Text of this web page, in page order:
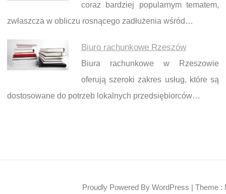
coraz bardziej popularnym tematem,
zwłaszcza w obliczu rosnącego zadłużenia wśród…
Biuro rachunkowe Rzeszów
Biura rachunkowe w Rzeszowie
oferują szeroki zakres usług, które są
dostosowane do potrzeb lokalnych przedsiębiorców…
Proudly Powered By WordPress | Theme :